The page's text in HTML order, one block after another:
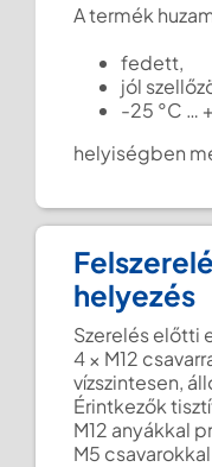
A termék
fedett,
jól
-25 °C …
helyiségben
helyezés
Szerelés előtti
4 × M12
vízszintesen,
Érintkezők
M12 anyákkal
M5